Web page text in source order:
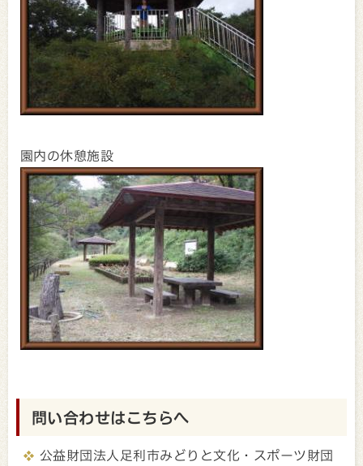
園内の休憩施設
問い合わせはこちらへ
公益財団法人足利市みどりと文化・スポーツ財団